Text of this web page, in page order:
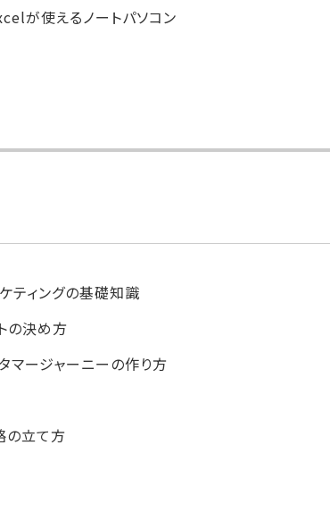
が使えるノートパソコン
ティングの基礎知識
の決め方
マージャーニーの作り方
の立て方